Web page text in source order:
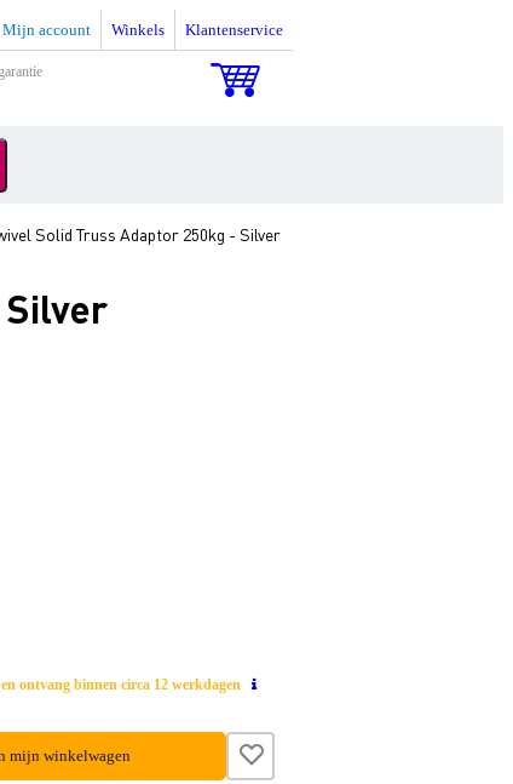
Mijn account Winkels Klantenservice
Solid Truss Adaptor 250kg - Silver
Silver
ontvang binnen circa 12 werkdagen
mijn winkelwagen